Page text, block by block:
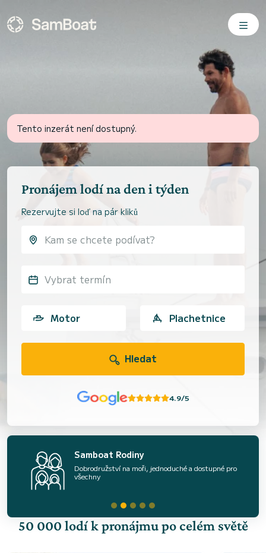
Tento inzerát není dostupný.
Pronájem lodí na den i týden
Rezervujte si loď na pár kliků
Vybrat termín
Motor Plachetnice
Hledat
4.9/5
Samboat Rodiny
Dobrodružství na moři, jednoduché a dostupné pro
všechny
50 000 lodí k pronájmu po celém světě